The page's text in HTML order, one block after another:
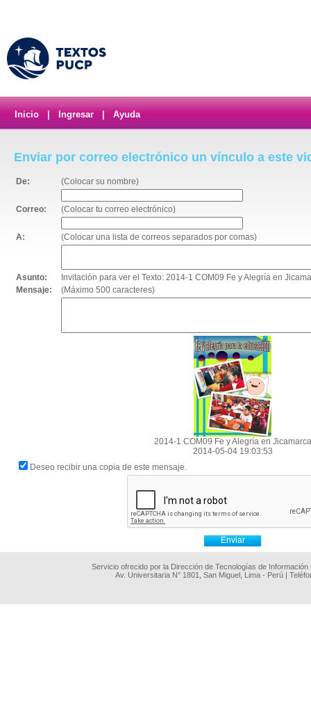
Inicio Ingresar Ayuda
Enviar por correo electrónico un vínculo a este
De: (Colocar su nombre)
Correo: (Colocar tu correo electrónico)
A: (Colocar una lista de correos separados por comas)
Asunto:
Invitación para ver el Texto: 2014-1 COM09 Fe y Alegría en
Mensaje:
(Máximo 500 caracteres)
2014-1 COM09 Fe y Alegría en Jicamarca
2014-05-04 19:03:53
Deseo recibir una copia de este mensaje.
Servicio ofrecido por la Dirección de Tecnologías de
Av. Universitaria N° 1801, San Miguel, Lima - Perú |